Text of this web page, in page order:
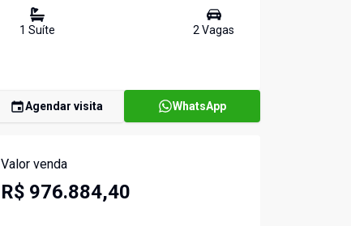
1 Suíte 2Vagas
Agendar visita WhatsApp
Valor venda
R$ 976.884,40